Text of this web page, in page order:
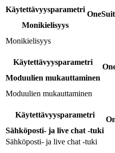
Käytettävyysparametri
Monikielisyys
Monikielisyys
Käytettävyysparametri
Moduulien mukauttaminen
Moduulien mukauttaminen
Käytettävyysparametri
Sähköposti- ja live chat -tuki
Sähköposti- ja live chat -tuki